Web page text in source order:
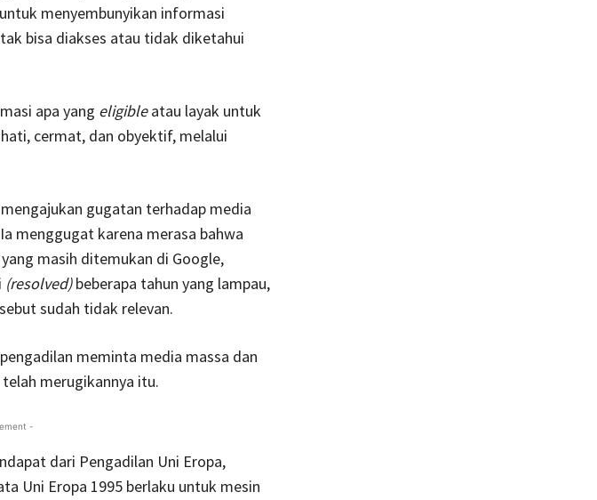
menyembunyikan informasi
bisa diakses atau tidak diketahui
apa yang eligibleatau layak untuk
cermat, dan obyektif, melalui
gugatan terhadap media
menggugat karena merasa bahwa
masih ditemukan di Google,
(resolved)beberapa tahun yang lampau,
sudah tidak relevan.
meminta media massa dan
merugikannya itu.
-
dari Pengadilan Uni Eropa,
Uni Eropa 1995 berlaku untuk mesin